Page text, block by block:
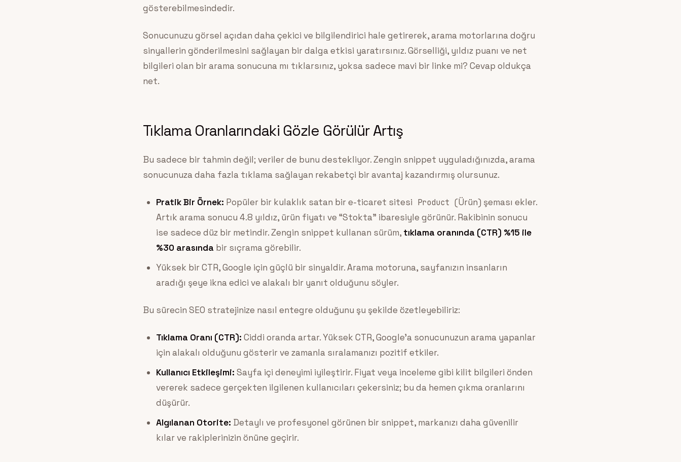
gösterebilmesindedir.
Sonucunuzu görsel açıdan daha çekici ve bilgilendirici hale getirerek, arama motorlarına doğru
sinyallerin gönderilmesini sağlayan bir dalga etkisi yaratırsınız. Görselliği, yıldız puanı ve net
bilgileri olan bir arama sonucuna mı tıklarsınız, yoksa sadece mavi bir linke mi? Cevap oldukça
net.
Tıklama Oranlarındaki Gözle Görülür Artış
Bu sadece bir tahmin değil; veriler de bunu destekliyor. Zengin snippet uyguladığınızda, arama
sonucunuza daha fazla tıklama sağlayan rekabetçi bir avantaj kazandırmış olursunuz.
Pratik Bir Örnek: Popüler bir kulaklık satan bir e-ticaret sitesi Product (Ürün) şeması ekler.
Artık arama sonucu 4.8 yıldız, ürün fiyatı ve “Stokta” ibaresiyle görünür. Rakibinin sonucu
ise sadece düz bir metindir. Zengin snippet kullanan sürüm, tıklama oranında (CTR) %15 ile
%30 arasında bir sıçrama görebilir.
Yüksek bir CTR, Google için güçlü bir sinyaldir. Arama motoruna, sayfanızın insanların
aradığı şeye ikna edici ve alakalı bir yanıt olduğunu söyler.
Bu sürecin SEO stratejinize nasıl entegre olduğunu şu şekilde özetleyebiliriz:
Tıklama Oranı (CTR): Ciddi oranda artar. Yüksek CTR, Google’a sonucunuzun arama yapanlar
için alakalı olduğunu gösterir ve zamanla sıralamanızı pozitif etkiler.
Kullanıcı Etkileşimi: Sayfa içi deneyimi iyileştirir. Fiyat veya inceleme gibi kilit bilgileri önden
vererek sadece gerçekten ilgilenen kullanıcıları çekersiniz; bu da hemen çıkma oranlarını
düşürür.
Algılanan Otorite: Detaylı ve profesyonel görünen bir snippet, markanızı daha güvenilir
kılar ve rakiplerinizin önüne geçirir.